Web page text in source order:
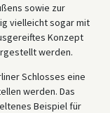
sowie zur
vielleicht sogar mit
Konzept
werden.
Schlosses eine
werden. Das
Beispiel für